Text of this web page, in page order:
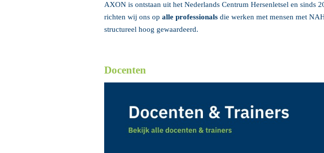
AXON is ontstaan uit het Nederlands Centrum Hersenletsel en sinds
richten wij ons op alle professionals die werken met mensen met
structureel hoog gewaardeerd.
Docenten